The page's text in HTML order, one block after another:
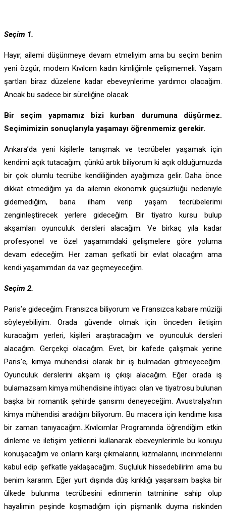
Seçim 1.
Hayır, ailemi düşünmeye devam etmeliyim ama bu seçim benim
yeni özgür, modern Kıvılcım kadın kimliğimle çelişmemeli. Yaşam
şartları biraz düzelene kadar ebeveynlerime yardımcı olacağım.
Ancak bu sadece bir süreliğine olacak.
Bir seçim yapmamız bizi kurban durumuna düşürmez.
Seçimimizin sonuçlarıyla yaşamayı öğrenmemiz gerekir.
Ankara’da yeni kişilerle tanışmak ve tecrübeler yaşamak için
kendimi açık tutacağım; çünkü artık biliyorum ki açık olduğumuzda
bir çok olumlu tecrübe kendiliğinden ayağımıza gelir. Daha önce
dikkat etmediğim ya da ailemin ekonomik güçsüzlüğü nedeniyle
gidemediğim, bana ilham verip yaşam tecrübelerimi
zenginleştirecek yerlere gideceğim. Bir tiyatro kursu bulup
akşamları oyunculuk dersleri alacağım. Ve birkaç yıla kadar
profesyonel ve özel yaşamımdaki gelişmelere göre yoluma
devam edeceğim. Her zaman şefkatli bir evlat olacağım ama
kendi yaşamımdan da vaz geçmeyeceğim.
Seçim 2.
Paris’e gideceğim. Fransızca biliyorum ve Fransızca kabare müziği
söyleyebiliyim. Orada güvende olmak için önceden iletişim
kuracağım yerleri, kişileri araştıracağım ve oyunculuk dersleri
alacağım. Gerçekçi olacağım. Evet, bir kafede çalışmak yerine
Paris’e, kimya mühendisi olarak bir iş bulmadan gitmeyeceğim.
Oyunculuk derslerini akşam iş çıkışı alacağım. Eğer orada iş
bulamazsam kimya mühendisine ihtiyacı olan ve tiyatrosu bulunan
başka bir romantik şehirde şansımı deneyeceğim. Avustralya’nın
kimya mühendisi aradığını biliyorum. Bu macera için kendime kısa
bir zaman tanıyacağım…Kıvılcımlar Programında öğrendiğim etkin
dinleme ve iletişim yetilerini kullanarak ebeveynlerimle bu konuyu
konuşacağım ve onların karşı çıkmalarını, kızmalarını, incinmelerini
kabul edip şefkatle yaklaşacağım. Suçluluk hissedebilirim ama bu
benim kararım. Eğer yurt dışında düş kırıklığı yaşarsam başka bir
ülkede bulunma tecrübesini edinmenin tatminine sahip olup
hayalimin peşinde koşmadığım için pişmanlık duyma riskinden